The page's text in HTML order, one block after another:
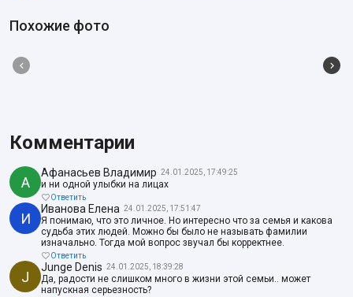
Похожие фото
Комментарии
А
Афанасьев Владимир 24.01.2025, 17:49:25
и ни одной улыбки на лицах
Ответить
И
Иванова Елена 24.01.2025, 17:51:47
Я понимаю, что это личное. Но интересно что за семья и какова
судьба этих людей. Можно бы было не называть фамилии
изначально. Тогда мой вопрос звучал бы корректнее.
Ответить
J
Junge Denis 24.01.2025, 18:39:28
Да, радости не слишком много в жизни этой семьи.. может
напускная серьезность?